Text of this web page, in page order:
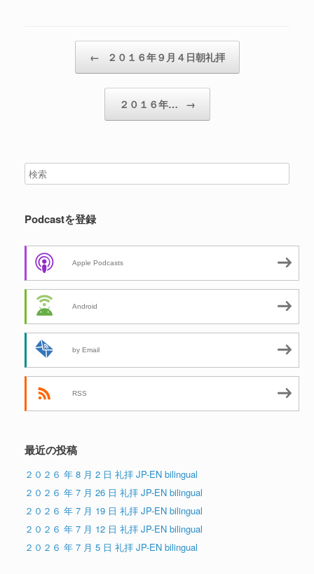
← ２０１６年９月４日朝礼拝
２０１６年… →
Podcastを登録
Apple Podcasts
Android
by Email
RSS
最近の投稿
２０２６ 年 8 月 2 日 礼拝 JP-EN bilingual
２０２６ 年 7 月 26 日 礼拝 JP-EN bilingual
２０２６ 年 7 月 19 日 礼拝 JP-EN bilingual
２０２６ 年 7 月 12 日 礼拝 JP-EN bilingual
２０２６ 年 7 月 5 日 礼拝 JP-EN bilingual